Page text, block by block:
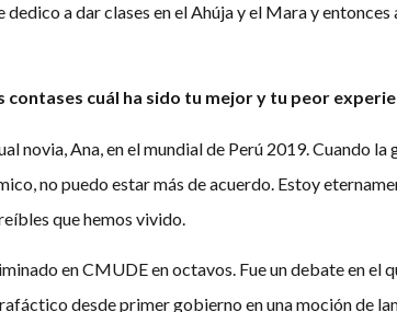
a dar clases en el Ahúja y el Mara y
cuál ha sido tu mejor y tu peor
novia, Ana, en el mundial de Perú 2019. Cuando
no puedo estar más de acuerdo. Estoy
que hemos vivido.
en CMUDE en octavos. Fue un debate en el
desde primer gobierno en una moción de